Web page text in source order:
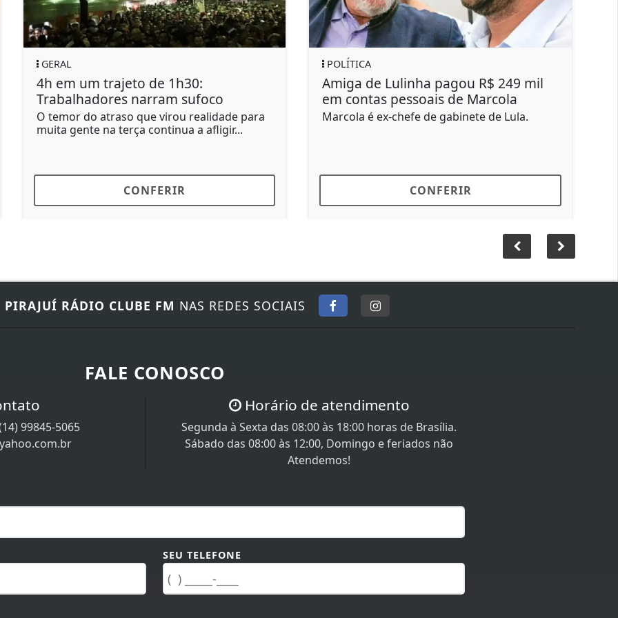
sufoco
realidade para
a afligir...
Amiga de Lulinha pagou R$ 249 mil
em contas pessoais de Marcola
Marcola é ex-chefe de gabinete de Lula.
Homem morre durante jogo
futebol em Bauru; VÍDEO
Lucas era natural de Barra Bonita e
PIRAJUÍ RÁDIO CLUBE FM NAS REDES SOCIAIS
FALE CONOSCO
99845-5065
Horário de atendimento
Segunda à Sexta das 08:00 às 18:00 horas de Brasília.
Sábado das 08:00 às 12:00, Domingo e feriados não
Atendemos!
SEU TELEFONE